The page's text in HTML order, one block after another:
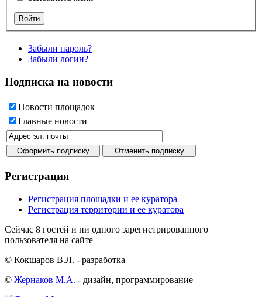
Забыли пароль?
Забыли логин?
Подписка на новости
Новости площадок
Главные новости
Регистрация
Регистрация площадки и ее куратора
Регистрация территории и ее куратора
Сейчас 8 гостей и ни одного зарегистрированного
пользователя на сайте
© Кокшаров В.Л. - разработка
© Жернаков М.А. - дизайн, программирование